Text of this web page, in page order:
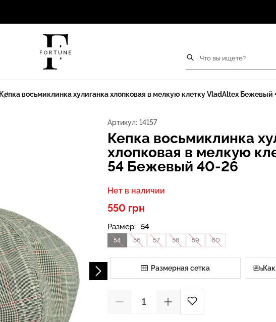
Кепка восьмиклинка хулиганка хлопковая в мелкую клетку VladAltex Бежевый
Артикул: 14157
Кепка восьмиклинка
хлопковая в мелкую
54 Бежевый 40-26
Нет в наличии
550 грн
Размер: 54
54 56 57 58 59 60
Размерная сетка